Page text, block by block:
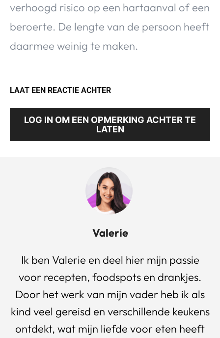
verhoogd risico op een hartaanval of een
beroerte. De lengte van de persoon heeft
daarmee weinig te maken.
LAAT EEN REACTIE ACHTER
LOG IN OM EEN OPMERKING ACHTER TE
LATEN
Valerie
Ik ben Valerie en deel hier mijn passie
voor recepten, foodspots en drankjes.
Door het werk van mijn vader heb ik als
kind veel gereisd en verschillende keukens
ontdekt, wat mijn liefde voor eten heeft